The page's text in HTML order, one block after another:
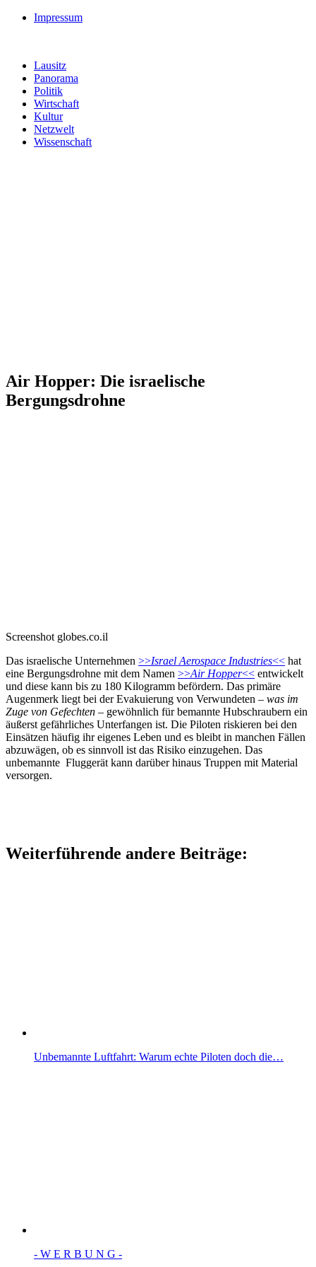
Impressum
Lausitz
Panorama
Politik
Wirtschaft
Kultur
Netzwelt
Wissenschaft
Air Hopper: Die israelische
Bergungsdrohne
Screenshot globes.co.il
Das israelische Unternehmen >>Israel Aerospace Industries<< hat
eine Bergungsdrohne mit dem Namen >>Air Hopper<< entwickelt
und diese kann bis zu 180 Kilogramm befördern. Das primäre
Augenmerk liegt bei der Evakuierung von Verwundeten – was im
Zuge von Gefechten – gewöhnlich für bemannte Hubschraubern ein
äußerst gefährliches Unterfangen ist. Die Piloten riskieren bei den
Einsätzen häufig ihr eigenes Leben und es bleibt in manchen Fällen
abzuwägen, ob es sinnvoll ist das Risiko einzugehen. Das
unbemannte Fluggerät kann darüber hinaus Truppen mit Material
versorgen.
Weiterführende andere Beiträge:
Unbemannte Luftfahrt: Warum echte Piloten doch die…
- W Ε R Β U Ν G -